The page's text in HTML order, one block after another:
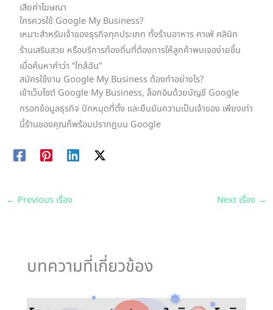
เสียค่าโฆษณา
ใครควรใช้ Google My Business?
เหมาะสำหรับเจ้าของธุรกิจทุกประเภท ทั้งร้านอาหาร คาเฟ่ คลินิก
ร้านเสริมสวย หรือบริการท้องถิ่นที่ต้องการให้ลูกค้าพบเจอง่ายขึ้น
เมื่อค้นหาคำว่า “ใกล้ฉัน”
สมัครใช้งาน Google My Business ต้องทำอย่างไร?
เข้าเว็บไซต์ Google My Business, ล็อกอินด้วยบัญชี Google
กรอกข้อมูลธุรกิจ ปักหมุดที่ตั้ง และยืนยันความเป็นเจ้าของ เพียงเท่า
นี้ร้านของคุณก็พร้อมปรากฏบน Google
← Previous เรื่อง Next เรื่อง →
บทความที่เกี่ยวข้อง